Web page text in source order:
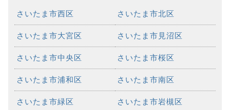
さいたま市西区 さいたま市北区
さいたま市大宮区 さいたま市見沼区
さいたま市中央区 さいたま市桜区
さいたま市浦和区 さいたま市南区
さいたま市緑区 さいたま市岩槻区